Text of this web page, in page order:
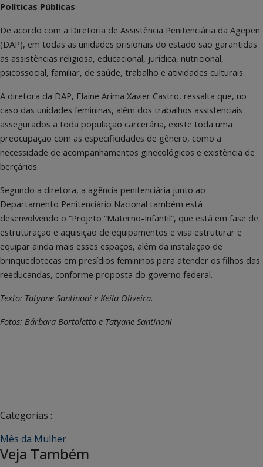
Políticas Públicas
De acordo com a Diretoria de Assistência Penitenciária da Agepen
(DAP), em todas as unidades prisionais do estado são garantidas
as assistências religiosa, educacional, jurídica, nutricional,
psicossocial, familiar, de saúde, trabalho e atividades culturais.
A diretora da DAP, Elaine Arima Xavier Castro, ressalta que, no
caso das unidades femininas, além dos trabalhos assistenciais
assegurados a toda população carcerária, existe toda uma
preocupação com as especificidades de gênero, como a
necessidade de acompanhamentos ginecológicos e existência de
berçários.
Segundo a diretora, a agência penitenciária junto ao
Departamento Penitenciário Nacional também está
desenvolvendo o “Projeto “Materno-Infantil”, que está em fase de
estruturação e aquisição de equipamentos e visa estruturar e
equipar ainda mais esses espaços, além da instalação de
brinquedotecas em presídios femininos para atender os filhos das
reeducandas, conforme proposta do governo federal.
Texto: Tatyane Santinoni e Keila Oliveira.
Fotos: Bárbara Bortoletto e Tatyane Santinoni
Categorias :
Mês da Mulher
Veja Também